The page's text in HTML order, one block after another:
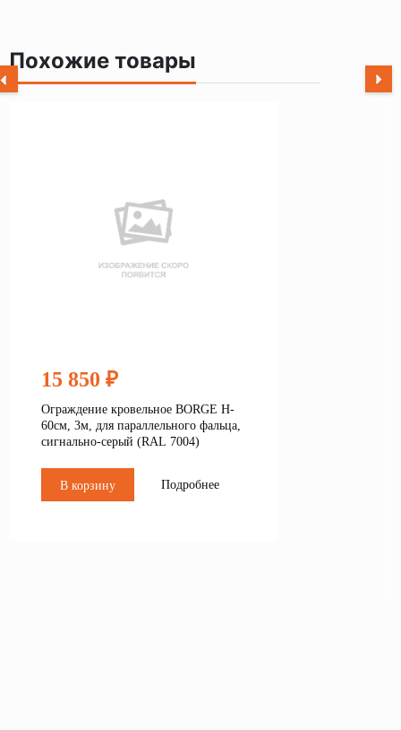
Похожие товары
15 850 ₽
Ограждение кровельное BORGE H-
60см, 3м, для параллельного фальца,
сигнально-серый (RAL 7004)
В корзину Подробнее